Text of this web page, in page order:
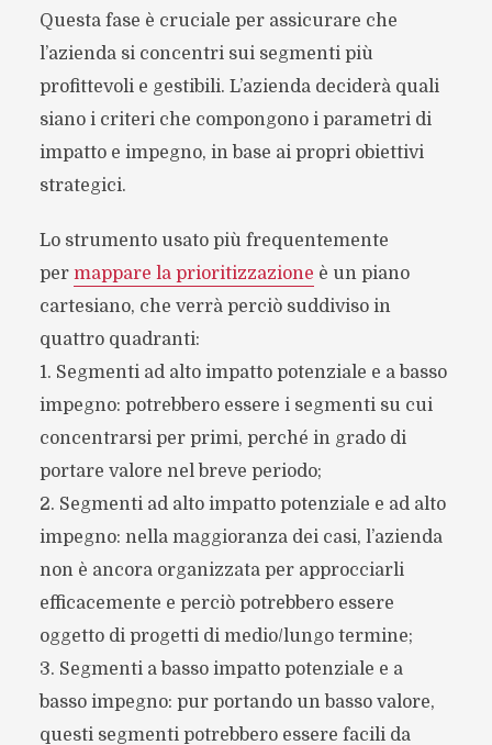
Questa fase è cruciale per assicurare che
l’azienda si concentri sui segmenti più
profittevoli e gestibili. L’azienda deciderà quali
siano i criteri che compongono i parametri di
impatto e impegno, in base ai propri obiettivi
strategici.
Lo strumento usato più frequentemente
per mappare la prioritizzazione è un piano
cartesiano, che verrà perciò suddiviso in
quattro quadranti:
1. Segmenti ad alto impatto potenziale e a basso
impegno: potrebbero essere i segmenti su cui
concentrarsi per primi, perché in grado di
portare valore nel breve periodo;
2. Segmenti ad alto impatto potenziale e ad alto
impegno: nella maggioranza dei casi, l’azienda
non è ancora organizzata per approcciarli
efficacemente e perciò potrebbero essere
oggetto di progetti di medio/lungo termine;
3. Segmenti a basso impatto potenziale e a
basso impegno: pur portando un basso valore,
questi segmenti potrebbero essere facili da